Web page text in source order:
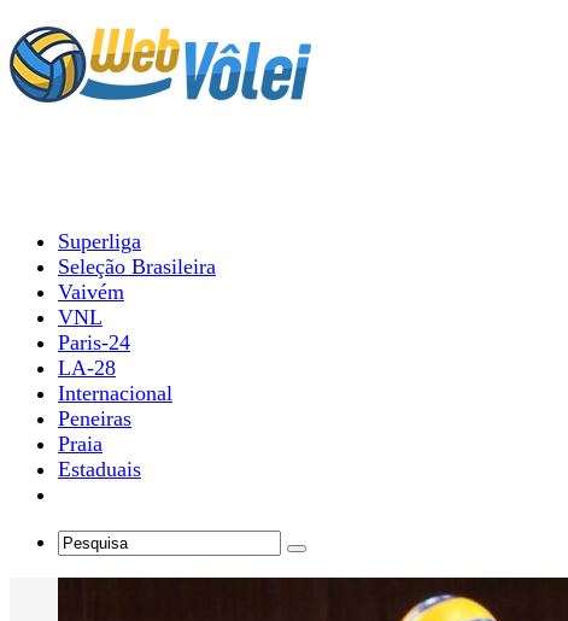
Superliga
Seleção Brasileira
Vaivém
VNL
Paris-24
LA-28
Internacional
Peneiras
Praia
Estaduais